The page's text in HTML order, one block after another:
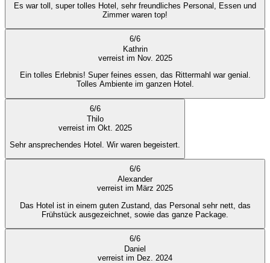
Es war toll, super tolles Hotel, sehr freundliches Personal, Essen und
Zimmer waren top!
6/6
Kathrin
verreist im Nov. 2025
Ein tolles Erlebnis! Super feines essen, das Rittermahl war genial.
Tolles Ambiente im ganzen Hotel.
6/6
Thilo
verreist im Okt. 2025
Sehr ansprechendes Hotel. Wir waren begeistert.
6/6
Alexander
verreist im März 2025
Das Hotel ist in einem guten Zustand, das Personal sehr nett, das
Frühstück ausgezeichnet, sowie das ganze Package.
6/6
Daniel
verreist im Dez. 2024